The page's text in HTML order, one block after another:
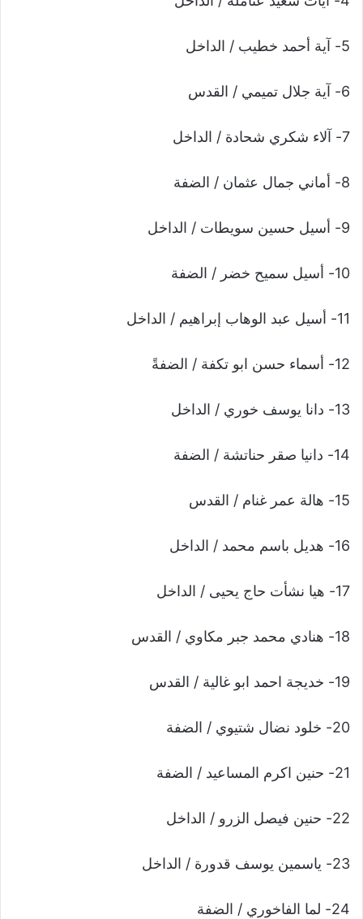
5- آية أحمد خطيب / الداخل
6- آية جلال تميمي / القدس
7- آلاء شكري شحادة / الداخل
8- أماني جمال عثمان / الضفة
9- أسيل حسين سويطات / الداخل
10- أسيل سميح خضر / الضفة
11- أسيل عبد الوهاب إبراهيم / الداخل
12- أسماء حسن ابو تكفة / الضفةً
13- دانا يوسف خوري / الداخل
14- دانيا صقر حناتشة / الضفة
15- هالة عمر غنام / القدس
16- هديل باسم محمد / الداخل
17- هيا نشأت حاج يحيى / الداخل
18- هنادي محمد جبر مكاوي / القدس
19- خديجة احمد ابو غالية / القدس
20- خلود نضال شتيوي / الضفة
21- حنين اكرم المساعيد / الضفة
22- حنين فيصل الزرو / الداخل
23- ياسمين يوسف قدورة / الداخل
24- لما الفاخوري / الضفة